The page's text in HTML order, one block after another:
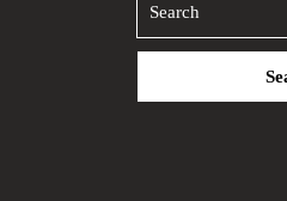
Search